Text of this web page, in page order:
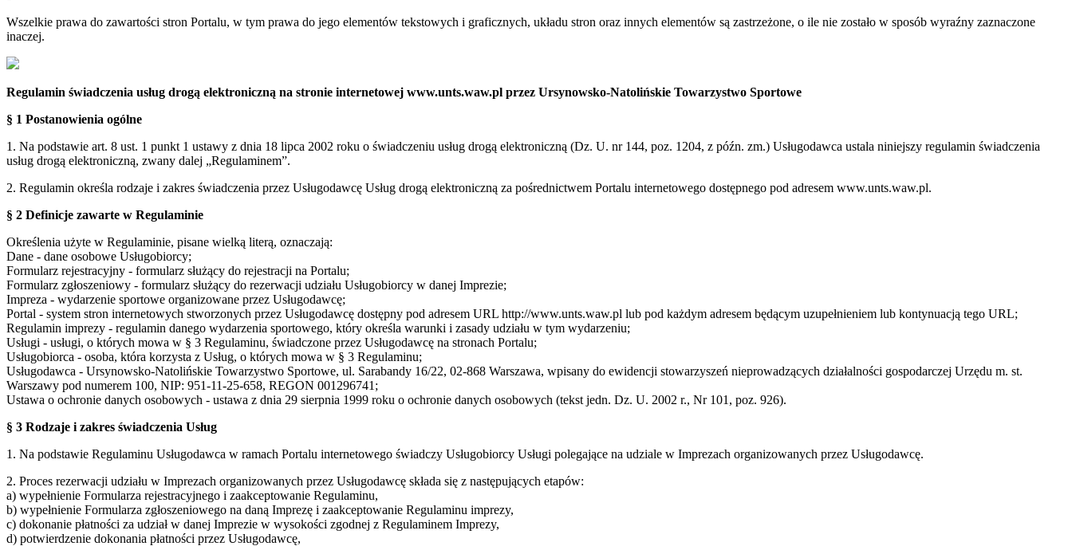
Wszelkie prawa do zawartości stron Portalu, w tym prawa do jego elementów tekstowych i graficznych, układu stron oraz innych elementów są zastrzeżone, o ile nie zostało w sposób wyraźny zaznaczone
inaczej.
Regulamin świadczenia usług drogą elektroniczną na stronie internetowej www.unts.waw.pl przez Ursynowsko-Natolińskie Towarzystwo Sportowe
§ 1 Postanowienia ogólne
1. Na podstawie art. 8 ust. 1 punkt 1 ustawy z dnia 18 lipca 2002 roku o świadczeniu usług drogą elektroniczną (Dz. U. nr 144, poz. 1204, z późn. zm.) Usługodawca ustala niniejszy regulamin świadczenia
usług drogą elektroniczną, zwany dalej „Regulaminem”.
2. Regulamin określa rodzaje i zakres świadczenia przez Usługodawcę Usług drogą elektroniczną za pośrednictwem Portalu internetowego dostępnego pod adresem www.unts.waw.pl.
§ 2 Definicje zawarte w Regulaminie
Określenia użyte w Regulaminie, pisane wielką literą, oznaczają:
Dane - dane osobowe Usługobiorcy;
Formularz rejestracyjny - formularz służący do rejestracji na Portalu;
Formularz zgłoszeniowy - formularz służący do rezerwacji udziału Usługobiorcy w danej Imprezie;
Impreza - wydarzenie sportowe organizowane przez Usługodawcę;
Portal - system stron internetowych stworzonych przez Usługodawcę dostępny pod adresem URL http://www.unts.waw.pl lub pod każdym adresem będącym uzupełnieniem lub kontynuacją tego URL;
Regulamin imprezy - regulamin danego wydarzenia sportowego, który określa warunki i zasady udziału w tym wydarzeniu;
Usługi - usługi, o których mowa w § 3 Regulaminu, świadczone przez Usługodawcę na stronach Portalu;
Usługobiorca - osoba, która korzysta z Usług, o których mowa w § 3 Regulaminu;
Usługodawca - Ursynowsko-Natolińskie Towarzystwo Sportowe, ul. Sarabandy 16/22, 02-868 Warszawa, wpisany do ewidencji stowarzyszeń nieprowadzących działalności gospodarczej Urzędu m. st.
Warszawy pod numerem 100, NIP: 951-11-25-658, REGON 001296741;
Ustawa o ochronie danych osobowych - ustawa z dnia 29 sierpnia 1999 roku o ochronie danych osobowych (tekst jedn. Dz. U. 2002 r., Nr 101, poz. 926).
§ 3 Rodzaje i zakres świadczenia Usług
1. Na podstawie Regulaminu Usługodawca w ramach Portalu internetowego świadczy Usługobiorcy Usługi polegające na udziale w Imprezach organizowanych przez Usługodawcę.
2. Proces rezerwacji udziału w Imprezach organizowanych przez Usługodawcę składa się z następujących etapów:
a) wypełnienie Formularza rejestracyjnego i zaakceptowanie Regulaminu,
b) wypełnienie Formularza zgłoszeniowego na daną Imprezę i zaakceptowanie Regulaminu imprezy,
c) dokonanie płatności za udział w danej Imprezie w wysokości zgodnej z Regulaminem Imprezy,
d) potwierdzenie dokonania płatności przez Usługodawcę,